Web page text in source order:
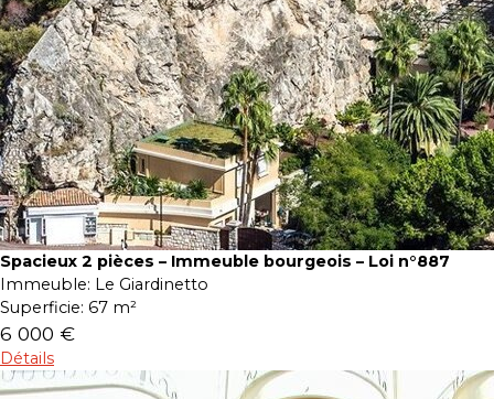
Spacieux 2 pièces – Immeuble bourgeois – Loi n°887
Immeuble: Le Giardinetto
Superficie: 67 m²
6 000 €
Détails